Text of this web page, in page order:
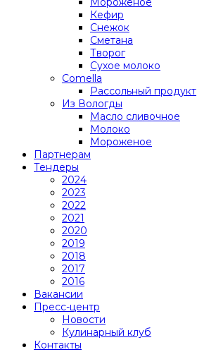
Кефир
Снежок
Сметана
Творог
Сухое молоко
Comеlla
Рассольный продукт
Из Вологды
Масло сливочное
Молоко
Мороженое
Партнерам
Тендеры
2024
2023
2022
2021
2020
2019
2018
2017
2016
Вакансии
Пресс-центр
Новости
Кулинарный клуб
Контакты